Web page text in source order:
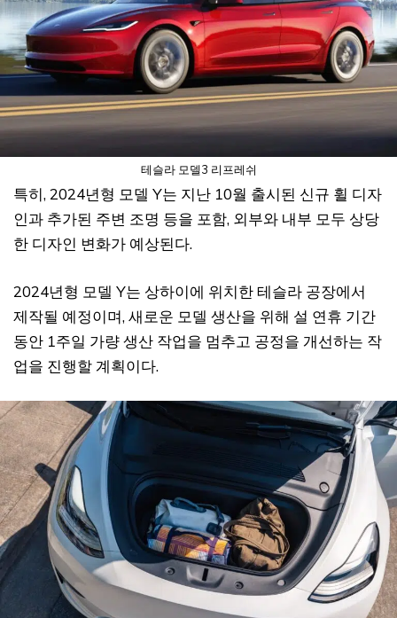
테슬라 모델3 리프레쉬
특히, 2024년형 모델 Y는 지난 10월 출시된 신규 휠 디자
인과 추가된 주변 조명 등을 포함, 외부와 내부 모두 상당
한 디자인 변화가 예상된다.
2024년형 모델 Y는 상하이에 위치한 테슬라 공장에서
제작될 예정이며, 새로운 모델 생산을 위해 설 연휴 기간
동안 1주일 가량 생산 작업을 멈추고 공정을 개선하는 작
업을 진행할 계획이다.